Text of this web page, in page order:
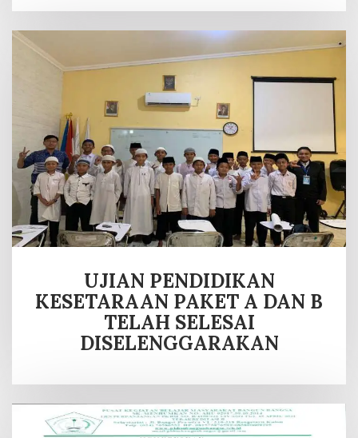
UJIAN PENDIDIKAN
KESETARAAN PAKET A DAN B
TELAH SELESAI
DISELENGGARAKAN